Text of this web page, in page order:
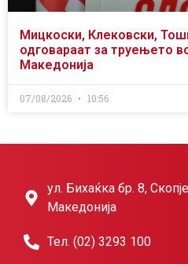
Мицкоски, Клековски,
одговараат за труењето
Македонија
07/08/2026 10:56
ул. Бихаќка бр. 8,
Македонија
Тел. (02) 3293 100